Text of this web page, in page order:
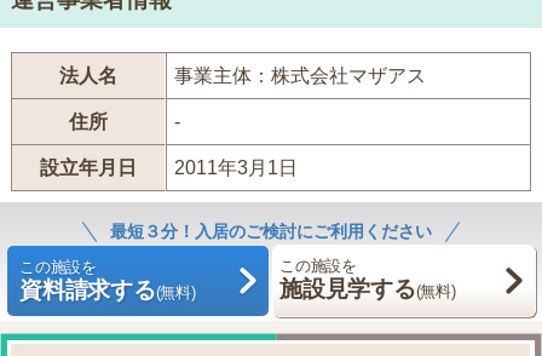
法人名 事業主体：株式会社マザアス
住所 -
設立年月日 2011年3月1日
最短３分！入居のご検討にご利用ください
この施設を
資料請求する(無料)
この施設を
施設見学する(無料)